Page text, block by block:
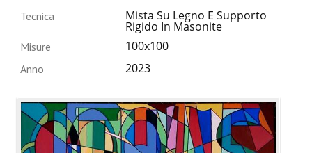
Tecnica Mista Su Legno E Supporto
Rigido In Masonite
Misure 100x100
Anno 2023